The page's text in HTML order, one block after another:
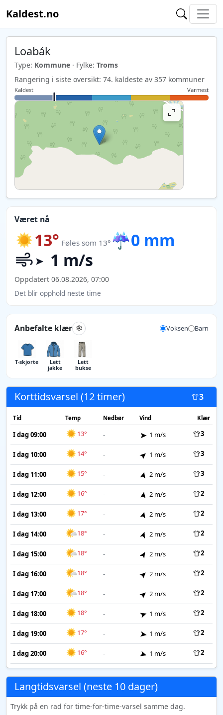
Kaldest.no
Loabák
Type: Kommune · Fylke: Troms
Rangering i siste oversikt: 74. kaldeste av 357 kommuner
Kaldest Varmest
Været nå
13° Føles som 13° ☔0 mm
1 m/s
Oppdatert 06.08.2026, 07:00
Det blir opphold neste time
Anbefalte klær Voksen Barn
T-skjorte
Lett
jakke
Lett
bukse
Korttidsvarsel (12 timer) 3
Tid Temp Nedbør Vind Klær
I dag 09:00 13° - 1 m/s 3
I dag 10:00 14° - 1 m/s 3
I dag 11:00 15° - 2 m/s 3
I dag 12:00 16° - 2 m/s 2
I dag 13:00 17° - 2 m/s 2
I dag 14:00 18° - 2 m/s 2
I dag 15:00 18° - 2 m/s 2
I dag 16:00 18° - 2 m/s 2
I dag 17:00 18° - 2 m/s 2
I dag 18:00 18° - 1 m/s 2
I dag 19:00 17° - 1 m/s 2
I dag 20:00 16° - 1 m/s 2
Langtidsvarsel (neste 10 dager)
Trykk på en rad for time-for-time-varsel samme dag.